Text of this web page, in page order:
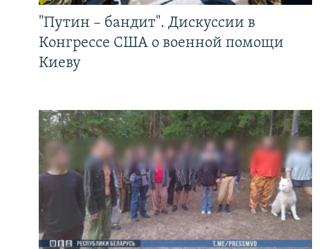
"Путин – бандит". Дискуссии в
Конгрессе США о военной помощи
Киеву